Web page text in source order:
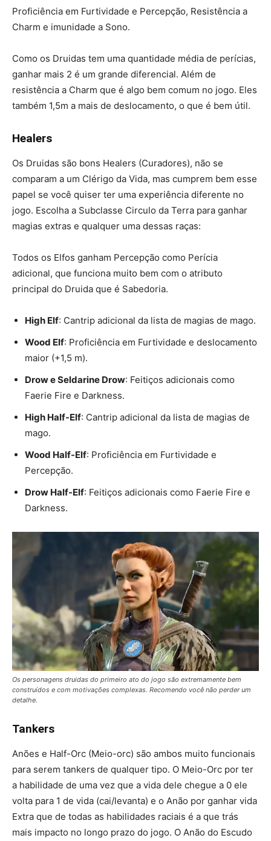
Proficiência em Furtividade e Percepção, Resistência a
Charm e imunidade a Sono.
Como os Druidas tem uma quantidade média de perícias,
ganhar mais 2 é um grande diferencial. Além de
resistência a Charm que é algo bem comum no jogo. Eles
também 1,5m a mais de deslocamento, o que é bem útil.
Healers
Os Druidas são bons Healers (Curadores), não se
comparam a um Clérigo da Vida, mas cumprem bem esse
papel se você quiser ter uma experiência diferente no
jogo. Escolha a Subclasse Circulo da Terra para ganhar
magias extras e qualquer uma dessas raças:
Todos os Elfos ganham Percepção como Perícia
adicional, que funciona muito bem com o atributo
principal do Druida que é Sabedoria.
High Elf: Cantrip adicional da lista de magias de mago.
Wood Elf: Proficiência em Furtividade e deslocamento
maior (+1,5 m).
Drow e Seldarine Drow: Feitiços adicionais como
Faerie Fire e Darkness.
High Half-Elf: Cantrip adicional da lista de magias de
mago.
Wood Half-Elf: Proficiência em Furtividade e
Percepção.
Drow Half-Elf: Feitiços adicionais como Faerie Fire e
Darkness.
Os personagens druidas do primeiro ato do jogo são extremamente bem
construídos e com motivações complexas. Recomendo você não perder um
detalhe.
Tankers
Anões e Half-Orc (Meio-orc) são ambos muito funcionais
para serem tankers de qualquer tipo. O Meio-Orc por ter
a habilidade de uma vez que a vida dele chegue a 0 ele
volta para 1 de vida (cai/levanta) e o Anão por ganhar vida
Extra que de todas as habilidades raciais é a que trás
mais impacto no longo prazo do jogo. O Anão do Escudo